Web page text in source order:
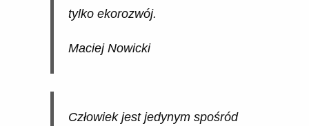
tylko ekorozwój.
Maciej Nowicki
Człowiek jest jedynym spośród